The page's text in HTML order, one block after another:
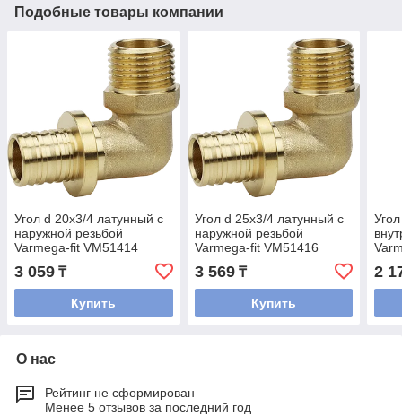
Подобные товары компании
Угол d 20х3/4 латунный с
наружной резьбой
Varmega-fit VM51414
3 059 ₸
Купить
Угол d 25х3/4 латунный с
наружной резьбой
Varmega-fit VM51416
3 569₸
Купить
2
О нас
Рейтинг не сформирован
Менее 5 отзывов за последний год